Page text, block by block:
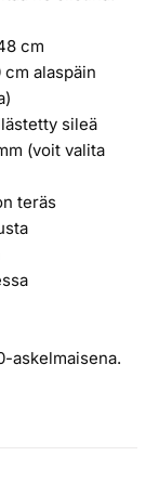
cm
alaspäin
sileä
(voit valita
teräs
askelmaisena.